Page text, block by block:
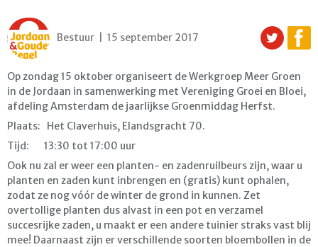
Bestuur | 15 september 2017
Op zondag 15 oktober organiseert de Werkgroep Meer Groen
in de Jordaan in samenwerking met Vereniging Groei en Bloei,
afdeling Amsterdam de jaarlijkse Groenmiddag Herfst.
Plaats: Het Claverhuis, Elandsgracht 70.
Tijd: 13:30 tot 17:00 uur
Ook nu zal er weer een planten- en zadenruilbeurs zijn, waar u
planten en zaden kunt inbrengen en (gratis) kunt ophalen,
zodat ze nog vóór de winter de grond in kunnen. Zet
overtollige planten dus alvast in een pot en verzamel
succesrijke zaden, u maakt er een andere tuinier straks vast blij
mee! Daarnaast zijn er verschillende soorten bloembollen in de